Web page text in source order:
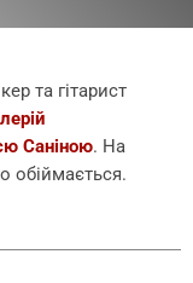
та гітарист
Саніною. На
обіймається.